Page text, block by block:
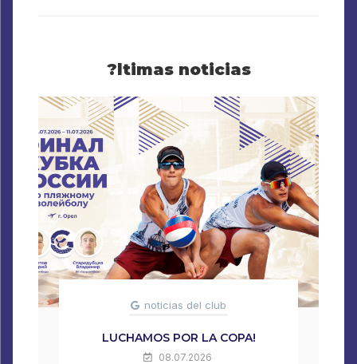
?ltimas noticias
noticias del club
LUCHAMOS POR LA COPA!
08.07.2026